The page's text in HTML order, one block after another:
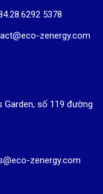
5378
zenergy.com
Garden, số 119 đường
zenergy.com